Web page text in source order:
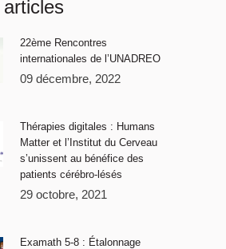
22ème Rencontres
internationales de l’UNADREO
09 décembre, 2022
Thérapies digitales : Humans
Matter et l’Institut du Cerveau
s’unissent au bénéfice des
patients cérébro-lésés
29 octobre, 2021
Examath 5-8 : Étalonnage